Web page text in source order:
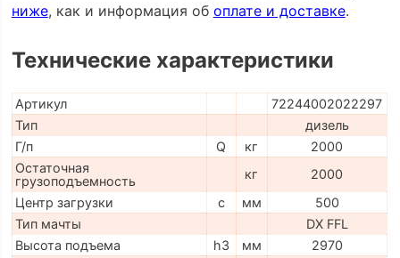
ниже, как и информация об оплате и доставке.
Технические характеристики
Артикул
72244002022297
Тип
дизель
Г/п
Q кг
2000
Остаточная
грузоподъемность
кг
2000
Центр загрузки
c мм
500
Тип мачты
DX FFL
Высота подъема
h3 мм
2970